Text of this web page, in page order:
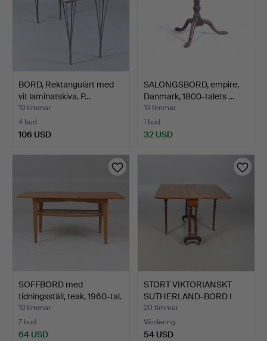
BORD, Rektangulärt med
vit laminatskiva. P…
19 timmar
4 bud
106 USD
SALONGSBORD, empire,
Danmark, 1800-talets …
19 timmar
1 bud
32 USD
SOFFBORD med
tidningsställ, teak, 1960-tal.
19 timmar
7 bud
64 USD
STORT VIKTORIANSKT
SUTHERLAND-BORD I
MAHOG…
20 timmar
Värdering
54 USD